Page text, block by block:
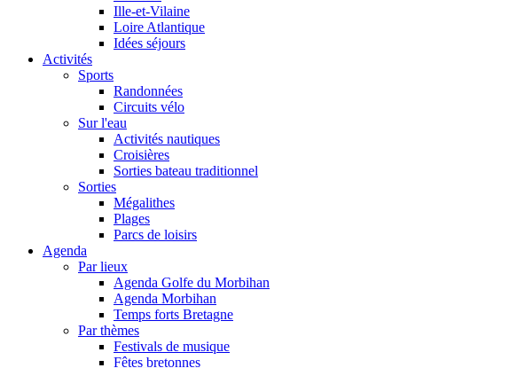
Ille-et-Vilaine
Loire Atlantique
Idées séjours
Activités
Sports
Randonnées
Circuits vélo
Sur l'eau
Activités nautiques
Croisières
Sorties bateau traditionnel
Sorties
Mégalithes
Plages
Parcs de loisirs
Agenda
Par lieux
Agenda Golfe du Morbihan
Agenda Morbihan
Temps forts Bretagne
Par thèmes
Festivals de musique
Fêtes bretonnes